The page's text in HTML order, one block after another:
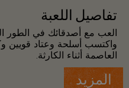
تفاصيل اللعبة
العب مع أصدقائك في الطور
واكتسب أسلحة وعتاد قويين
العاصمة أثناء الكارثة.
المزيد